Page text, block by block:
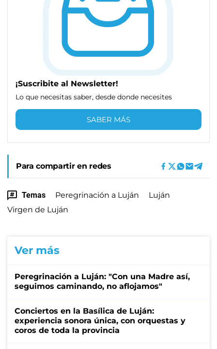
¡Suscribite al Newsletter!
Lo que necesitas saber, desde donde necesites
SABER MÁS
Para compartir en redes
Temas Peregrinación a Luján
Luján
Virgen de Luján
Ver más
Peregrinación a Luján: "Con una Madre así,
seguimos caminando, no aflojamos"
Conciertos en la Basílica de Luján:
experiencia sonora única, con orquestas y
coros de toda la provincia